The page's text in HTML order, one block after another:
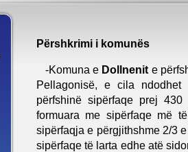
Përshkrimi i komunës
-Komuna e Dollnenit e
Pellagonisë, e cila
përfshinë sipërfaqe prej
formuara me sipërfaqe më
sipërfaqja e përgjithshme 2/3
sipërfaqe të larta edhe atë